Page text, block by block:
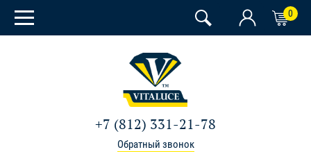
0
+7 (812) 331-21-78
Обратный звонок